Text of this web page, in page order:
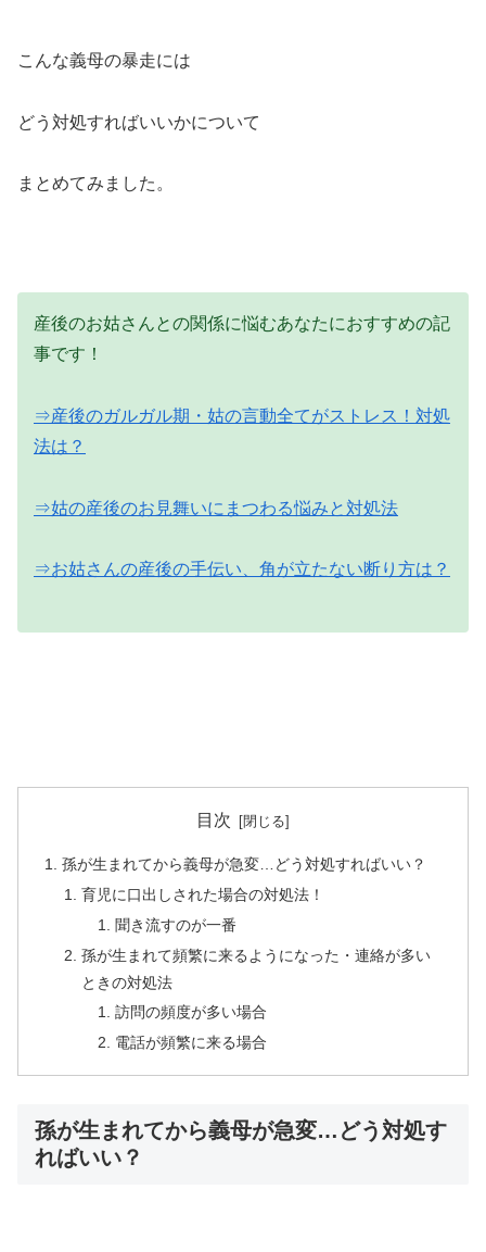
こんな義母の暴走には
どう対処すればいいかについて
まとめてみました。
産後のお姑さんとの関係に悩むあなたにおすすめの記
事です！
⇒産後のガルガル期・姑の言動全てがストレス！対処
法は？
⇒姑の産後のお見舞いにまつわる悩みと対処法
⇒お姑さんの産後の手伝い、角が立たない断り方は？
目次
孫が生まれてから義母が急変…どう対処すればいい？
育児に口出しされた場合の対処法！
聞き流すのが一番
孫が生まれて頻繁に来るようになった・連絡が多い
ときの対処法
訪問の頻度が多い場合
電話が頻繁に来る場合
孫が生まれてから義母が急変…どう対処す
ればいい？